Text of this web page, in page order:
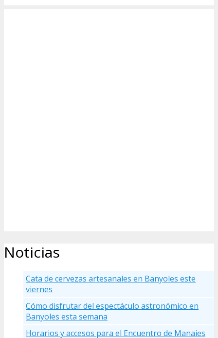
Noticias
Cata de cervezas artesanales en Banyoles este
viernes
Cómo disfrutar del espectáculo astronómico en
Banyoles esta semana
Horarios y accesos para el Encuentro de Manaies